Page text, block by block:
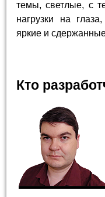
темы, светлые, с
нагрузки на
яркие и
Кто